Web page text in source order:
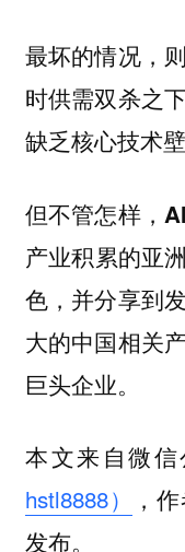
最坏的情况，
时供需双杀之
缺乏核心技术
但不管怎样，
产业积累的亚
色，并分享到
大的中国相关
巨头企业。
本文来自微
hstl8888）
，
发布。